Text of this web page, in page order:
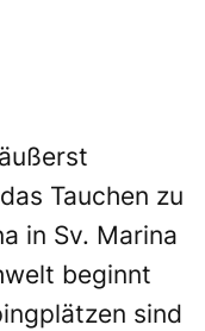
Tauchen zu
in Sv. Marina
beginnt
sind